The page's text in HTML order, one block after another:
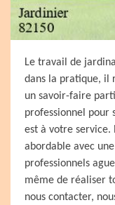
Le travail de
dans la pratique, il
un savoir-faire
professionnel pour
est à votre service.
abordable avec
professionnels
même de réaliser
nous contacter,